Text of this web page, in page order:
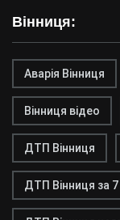
Вінниця:
Аварія Вінниця
Вінниця відео
ДТП Вінниця
ДТП Вінниця за 7